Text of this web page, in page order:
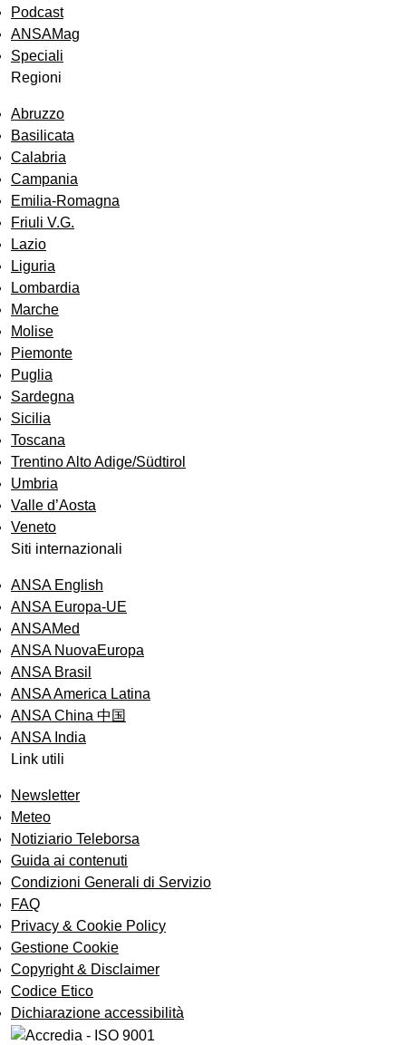
Podcast
ANSAMag
Speciali
Regioni
Abruzzo
Basilicata
Calabria
Campania
Emilia-Romagna
Friuli V.G.
Lazio
Liguria
Lombardia
Marche
Molise
Piemonte
Puglia
Sardegna
Sicilia
Toscana
Trentino Alto Adige/Südtirol
Umbria
Valle d’Aosta
Veneto
Siti internazionali
ANSA English
ANSA Europa-UE
ANSAMed
ANSA NuovaEuropa
ANSA Brasil
ANSA America Latina
ANSA China 中国
ANSA India
Link utili
Newsletter
Meteo
Notiziario Teleborsa
Guida ai contenuti
Condizioni Generali di Servizio
FAQ
Privacy & Cookie Policy
Gestione Cookie
Copyright & Disclaimer
Codice Etico
Dichiarazione accessibilità